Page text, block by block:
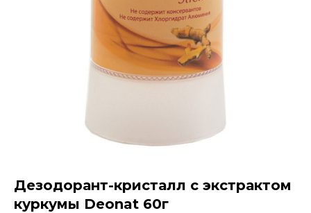
Дезодорант-кристалл c экстрактом
куркумы Deonat 60г